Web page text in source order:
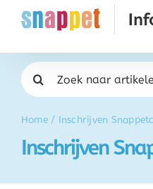
naar
Rekenen
Taal & Spelling
Werken met Snappet
Home/ Inschrijven
Inschrijven
Zoeken
naar: